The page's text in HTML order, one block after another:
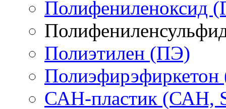
Полифениленоксид
Полиэтилен (ПЭ)
САН-пластик (САН,